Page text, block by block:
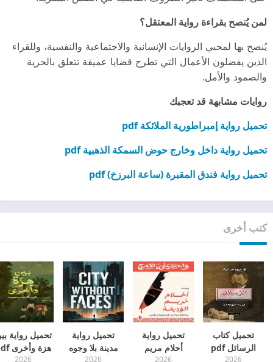
لمن يُنصح بقراءة رواية المعتقل؟
يُنصح بها لمحبي الروايات الإنسانية والاجتماعية والنفسية، وللقراء
الذين يفضلون الأعمال التي تطرح قضايا عميقة تتعلق بالحرية
والصمود والأمل.
روايات مشابهة قد تعجبك
تحميل رواية إمبراطورية الملائكة pdf
تحميل رواية داخل وخارج حوض السمكة الذهبية pdf
تحميل رواية فندق المقبرة (ساعة البرزخ) pdf
كتب أخرى
تحميل كتاب
الرسائل pdf
2026
تحميل رواية
أحلام مريم
2026
تحميل رواية
مدينة بلا وجوه
2026
تحميل رواية
هزة وأخرى pdf
2026